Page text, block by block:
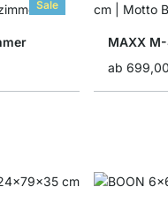
Sale
MAXX
ab